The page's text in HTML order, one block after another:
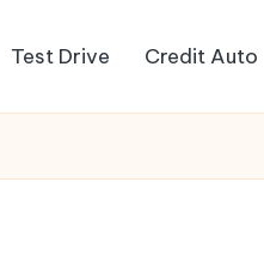
Test Drive Credit Auto